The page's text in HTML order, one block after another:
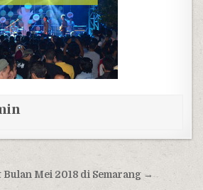
Mei 2018 di Semarang →